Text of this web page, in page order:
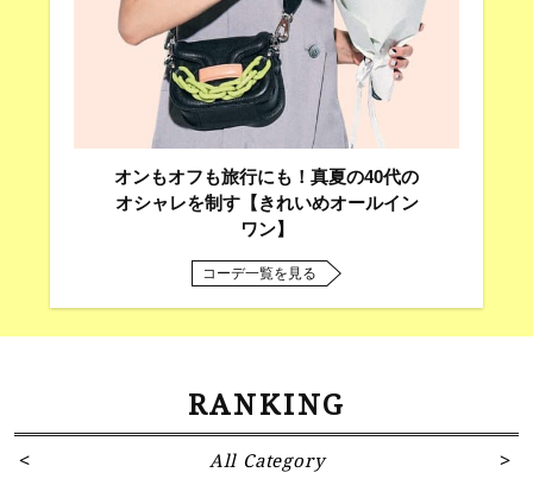
オンもオフも旅行にも！真夏の40代の
オシャレを制す【きれいめオールイン
ワン】
コーデ一覧を見る
RANKING
All Category